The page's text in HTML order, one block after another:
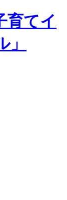
育てイ